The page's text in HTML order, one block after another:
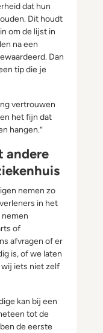
dat hun
Dit houdt
om de lijst in
na een
Dan
tip die je
vertrouwen
het fijn dat
hangen.”
andere
nemen zo
in het
nemen
of
afvragen of er
is, of we laten
iets niet zelf
kan bij een
tot de
de eerste